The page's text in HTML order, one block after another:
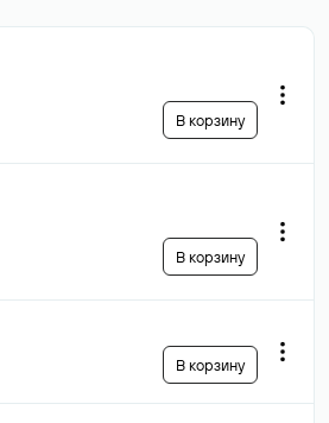
В корзину
В корзину
В корзину